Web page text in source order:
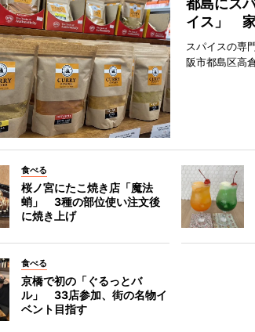
都島にス
イス」 家
スパイスの専
阪市都島区高
食べる
桜ノ宮にたこ焼き店「魔法
蛸」 3種の部位使い注文後
に焼き上げ
食べる
京橋で初の「ぐるっとバ
ル」 33店参加、街の名物イ
ベント目指す